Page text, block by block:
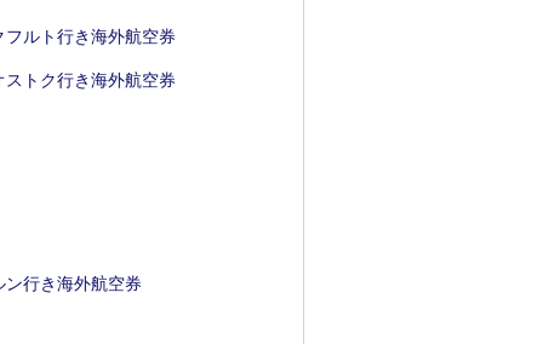
フルト行き海外航空券
ストク行き海外航空券
ン行き海外航空券